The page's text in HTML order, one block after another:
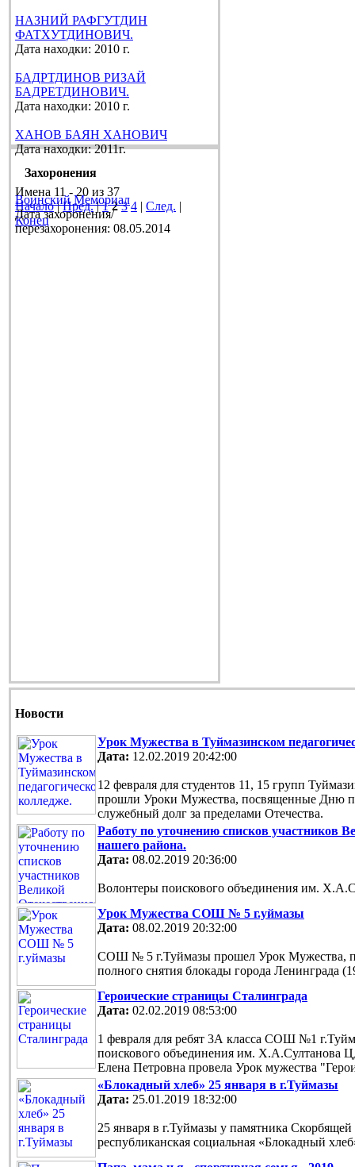
НАЗНИЙ РАФГУТДИН
ФАТХУТДИНОВИЧ.
Дата находки: 2010 г.
БАДРТДИНОВ РИЗАЙ
БАДРЕТДИНОВИЧ.
Дата находки: 2010 г.
ХАНОВ БАЯН ХАНОВИЧ
Дата находки: 2011г.
Имена 11 - 20 из 37
Начало|Пред.|1 2 3 4 | След. |
Конец
Захоронения
Воинский Мемориал
Дата захоронения/
перезахоронения: 08.05.2014
Новости
Урок Мужества в Туймазинском
Дата: 12.02.2019 20:42:00
12 февраля для студентов 11, 15 групп
прошли Уроки Мужества, посвященные Дню
служебный долг за пределами Отечества.
Работу по уточнению списков участников
нашего района.
Дата: 08.02.2019 20:36:00
Волонтеры поискового объединения им.
Урок Мужества СОШ № 5 г.уймазы
Дата: 08.02.2019 20:32:00
СОШ № 5 г.Туймазы прошел Урок Мужества,
полного снятия блокады города Ленинграда
Героические страницы Сталинграда
Дата: 02.02.2019 08:53:00
1 февраля для ребят 3А класса СОШ №1
поискового объединения им. Х.А.Султанова
Елена Петровна провела Урок мужества
«Блокадный хлеб» 25 января в г.Туймазы
Дата: 25.01.2019 18:32:00
25 января в г.Туймазы у памятника Скорбящей
республиканская социальная «Блокадный